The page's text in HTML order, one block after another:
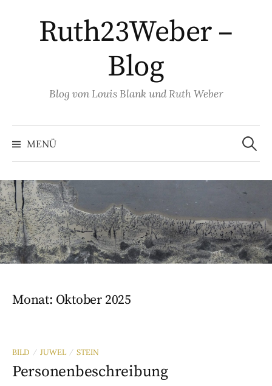
Ruth23Weber –
Blog
Blog von Louis Blank und Ruth Weber
MENÜ
Suchen
nach:
Monat: Oktober 2025
BILD / JUWEL / STEIN
Personenbeschreibung